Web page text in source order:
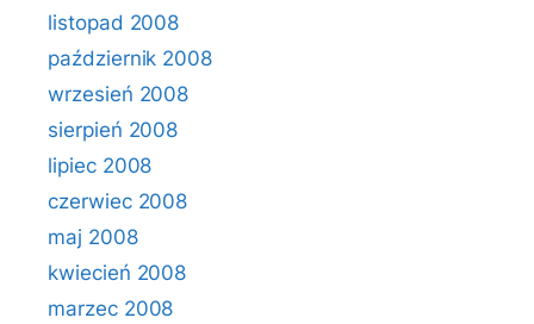
listopad 2008
październik 2008
wrzesień 2008
sierpień 2008
lipiec 2008
czerwiec 2008
maj 2008
kwiecień 2008
marzec 2008